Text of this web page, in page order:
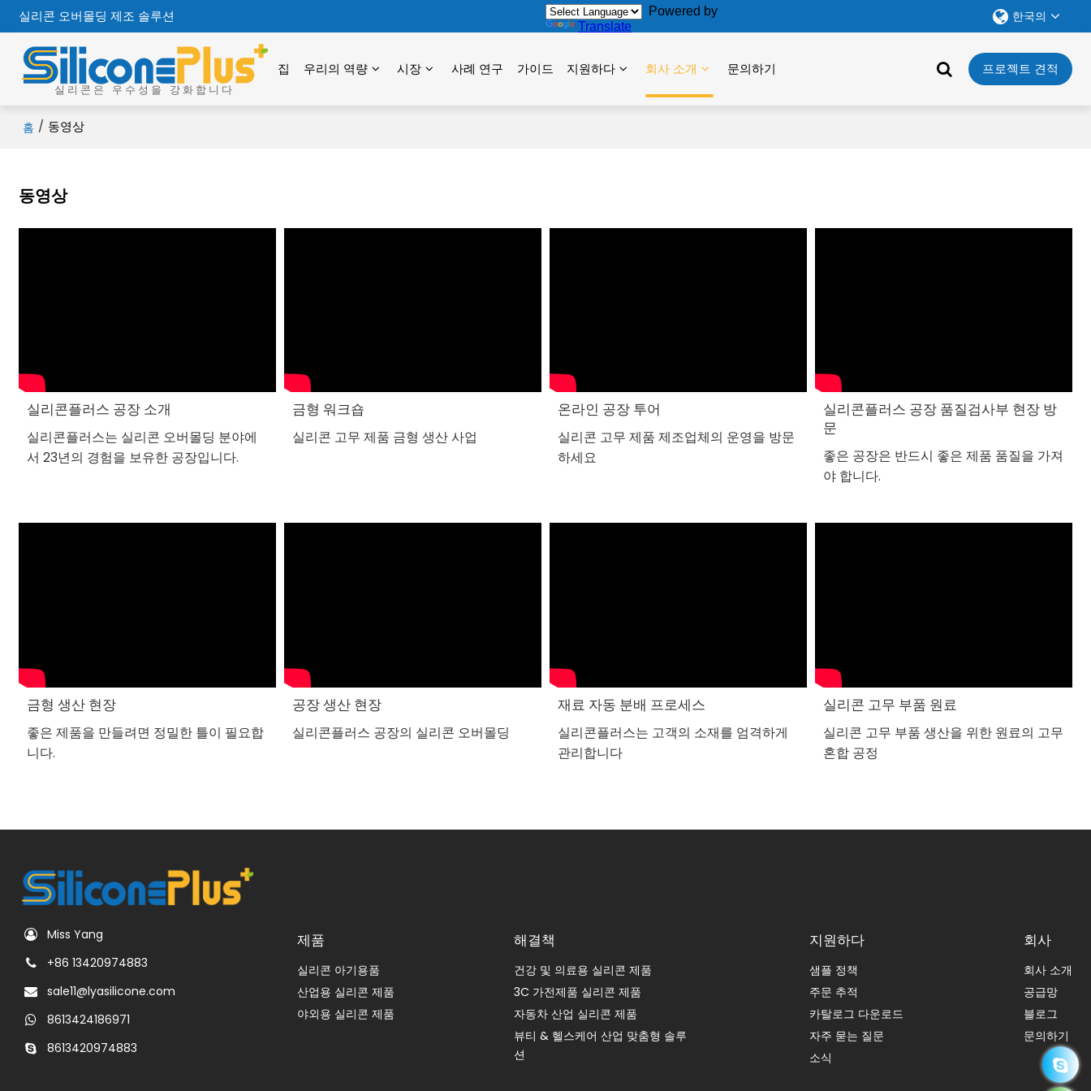
Powered by
Translate
실리콘 오버몰딩 제조 솔루션 한국의
실리콘은 우수성을 강화합니다
집 우리의 역량 시장 사례 연구 가이드 지원하다 회사 소개 문의하기 프로젝트 견적
홈 / 동영상
동영상
실리콘플러스 공장 소개
실리콘플러스는 실리콘 오버몰딩 분야에
서 23년의 경험을 보유한 공장입니다.
금형 워크숍
실리콘 고무 제품 금형 생산 사업
온라인 공장 투어
실리콘 고무 제품 제조업체의 운영을 방문
하세요
실리콘플러스 공장 품질검사부 현장 방
문
좋은 공장은 반드시 좋은 제품 품질을 가져
야 합니다.
금형 생산 현장
좋은 제품을 만들려면 정밀한 틀이 필요합
니다.
공장 생산 현장
실리콘플러스 공장의 실리콘 오버몰딩
재료 자동 분배 프로세스
실리콘플러스는 고객의 소재를 엄격하게
관리합니다
실리콘 고무 부품 원료
실리콘 고무 부품 생산을 위한 원료의 고무
혼합 공정
Miss Yang
+86 13420974883
sale11@lyasilicone.com
8613424186971
8613420974883
제품
실리콘 아기용품
산업용 실리콘 제품
야외용 실리콘 제품
해결책
건강 및 의료용 실리콘 제품
3C 가전제품 실리콘 제품
자동차 산업 실리콘 제품
뷰티 & 헬스케어 산업 맞춤형 솔루
션
지원하다
샘플 정책
주문 추적
카탈로그 다운로드
자주 묻는 질문
소식
회사
회사 소개
공급망
블로그
문의하기